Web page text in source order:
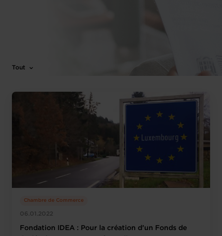
Tout
06.01.2022
Chambre de Commerce
Fondation IDEA : Pour la création d’un Fonds de